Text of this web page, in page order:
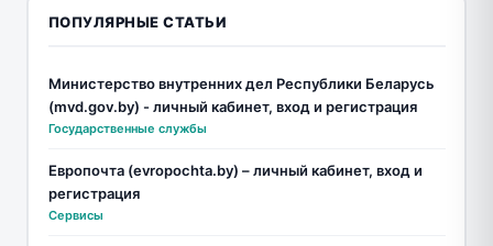
ПОПУЛЯРНЫЕ СТАТЬИ
Министерство внутренних дел Республики Беларусь
(mvd.gov.by) - личный кабинет, вход и регистрация
Государственные службы
Европочта (evropochta.by) – личный кабинет, вход и
регистрация
Сервисы